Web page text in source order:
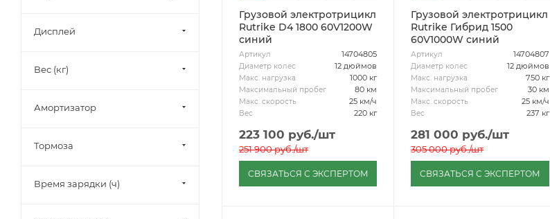
Грузовой электротрицикл
Rutrike D4 1800 60V1200W
синий
Артикул 14704805
Диаметр колес 12 дюймов
Макс. нагрузка 1000 кг
Максимальный пробег 80 км
Макс. скорость 25 км/ч
Вес 220 кг
223 100 руб./шт
251 900руб./шт
СВЯЗАТЬСЯ С ЭКСПЕРТОМ
Грузовой электротрицикл
Rutrike Гибрид 1500
60V1000W синий
Артикул 14704807
Диаметр колес 12 дюймов
Макс. нагрузка 750 кг
Максимальный пробег 30 км
Макс. скорость 25 км/ч
Вес 237 кг
281 000 руб./шт
305 000руб./шт
СВЯЗАТЬСЯ С ЭКСПЕРТОМ
Дисплей
Вес (кг)
Амортизатор
Тормоза
Время зарядки (ч)